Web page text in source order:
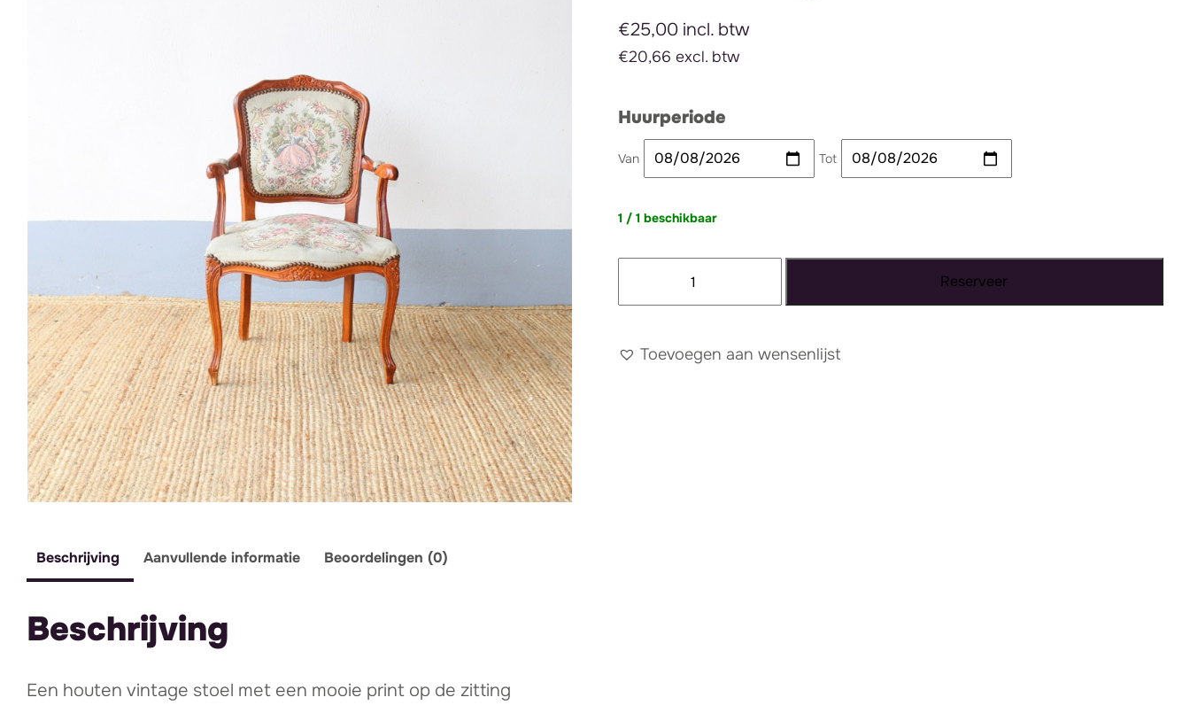
€25,00 incl. btw
€20,66 excl. btw
Huurperiode
Van Tot
1 / 1 beschikbaar
creme
Reserveer
Toevoegen aan wensenlijst
Beschrijving Aanvullende informatie Beoordelingen (0)
Beschrijving
Een houten vintage stoel met een mooie print op de zitting